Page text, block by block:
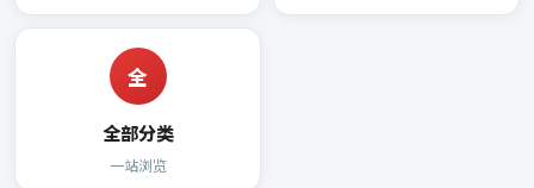
全
全部分类
一站浏览